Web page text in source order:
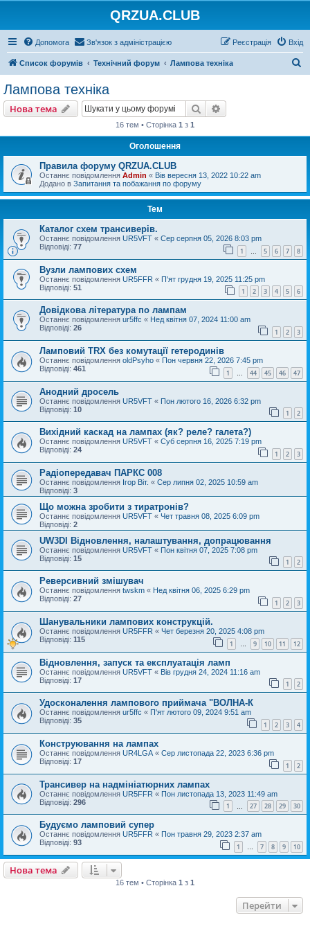
QRZUA.CLUB
Допомога Зв'язок з адміністрацією Вхід
Реєстрація
Список форумів Технічний форум Лампова техніка
Лампова техніка
Нова тема Пошук
16 тем • Сторінка 1 з 1
Оголошення
Правила форуму QRZUA.CLUB
Останнє повідомлення Admin « Вів вересня 13, 2022 10:22 am
Додано в Запитання та побажання по форуму
Тем
Каталог схем трансиверів.
Останнє повідомлення UR5VFT « Сер серпня 05, 2026 8:03 pm
Відповіді: 77 1 … 5 6 7 8
Вузли лампових схем
Останнє повідомлення UR5FFR « П'ят грудня 19, 2025 11:25 pm
Відповіді: 51 1 2 3 4 5 6
Довідкова література по лампам
Останнє повідомлення ur5ffc « Нед квітня 07, 2024 11:00 am
Відповіді: 26 1 2 3
Ламповий TRX без комутації гетеродинів
Останнє повідомлення oldPsyho « Пон червня 22, 2026 7:45 pm
Відповіді: 461 1 … 44 45 46 47
Анодний дросель
Останнє повідомлення UR5VFT « Пон лютого 16, 2026 6:32 pm
Відповіді: 10 1 2
Вихідний каскад на лампах (як? реле? галета?)
Останнє повідомлення UR5VFT « Суб серпня 16, 2025 7:19 pm
Відповіді: 24 1 2 3
Радіопередавач ПАРКС 008
Останнє повідомлення Ігор Віт. « Сер липня 02, 2025 10:59 am
Відповіді: 3
Що можна зробити з тиратронів?
Останнє повідомлення UR5VFT « Чет травня 08, 2025 6:09 pm
Відповіді: 2
UW3DI Відновлення, налаштування, допрацювання
Останнє повідомлення UR5VFT « Пон квітня 07, 2025 7:08 pm
Відповіді: 15 1 2
Реверсивний змішувач
Останнє повідомлення twskm « Нед квітня 06, 2025 6:29 pm
Відповіді: 27 1 2 3
Шанувальники лампових конструкцій.
Останнє повідомлення UR5FFR « Чет березня 20, 2025 4:08 pm
Відповіді: 115 1 … 9 10 11 12
Відновлення, запуск та експлуатація ламп
Останнє повідомлення UR5VFT « Вів грудня 24, 2024 11:16 am
Відповіді: 17 1 2
Удосконалення лампового приймача "ВОЛНА-К
Останнє повідомлення ur5ffc « П'ят лютого 09, 2024 9:51 am
Відповіді: 35 1 2 3 4
Конструювання на лампах
Останнє повідомлення UR4LGA « Сер листопада 22, 2023 6:36 pm
Відповіді: 17 1 2
Трансивер на надмініатюрних лампах
Останнє повідомлення UR5FFR « Пон листопада 13, 2023 11:49 am
Відповіді: 296 1 27 28 29 30
Будуємо ламповий супер
Останнє повідомлення UR5FFR « Пон травня 29, 2023 2:37 am
Відповіді: 93 1 … 7 8 9 10
Нова тема
16 тем • Сторінка 1 з 1
Перейти